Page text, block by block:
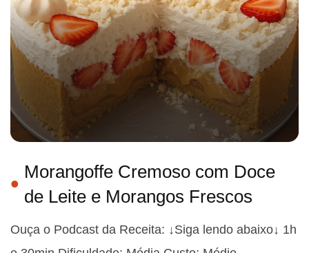
Morangoffe Cremoso com Doce
de Leite e Morangos Frescos
Ouça o Podcast da Receita: ↓Siga lendo abaixo↓ 1h